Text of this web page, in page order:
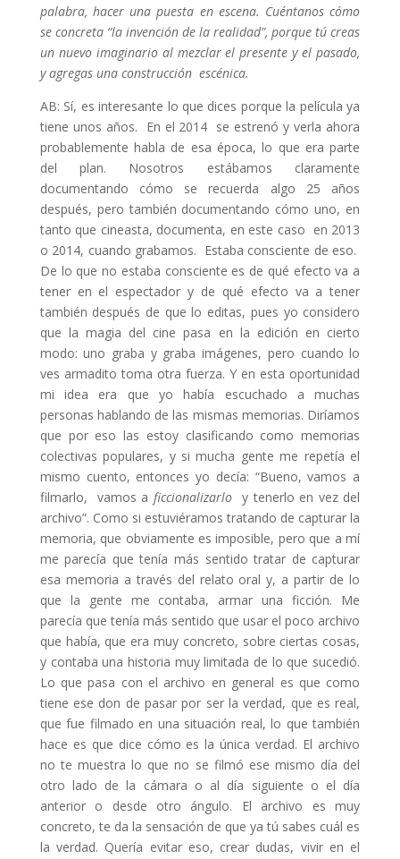
palabra, hacer una puesta en escena. Cuéntanos cómo
se concreta “la invención de la realidad”, porque tú creas
un nuevo imaginario al mezclar el presente y el pasado,
y agregas una construcción escénica.
AB: Sí, es interesante lo que dices porque la película ya
tiene unos años. En el 2014 se estrenó y verla ahora
probablemente habla de esa época, lo que era parte
del plan. Nosotros estábamos claramente
documentando cómo se recuerda algo 25 años
después, pero también documentando cómo uno, en
tanto que cineasta, documenta, en este caso en 2013
o 2014, cuando grabamos. Estaba consciente de eso.
De lo que no estaba consciente es de qué efecto va a
tener en el espectador y de qué efecto va a tener
también después de que lo editas, pues yo considero
que la magia del cine pasa en la edición en cierto
modo: uno graba y graba imágenes, pero cuando lo
ves armadito toma otra fuerza. Y en esta oportunidad
mi idea era que yo había escuchado a muchas
personas hablando de las mismas memorias. Diríamos
que por eso las estoy clasificando como memorias
colectivas populares, y si mucha gente me repetía el
mismo cuento, entonces yo decía: “Bueno, vamos a
filmarlo, vamos a ficcionalizarloy tenerlo en vez del
archivo”. Como si estuviéramos tratando de capturar la
memoria, que obviamente es imposible, pero que a mí
me parecía que tenía más sentido tratar de capturar
esa memoria a través del relato oral y, a partir de lo
que la gente me contaba, armar una ficción. Me
parecía que tenía más sentido que usar el poco archivo
que había, que era muy concreto, sobre ciertas cosas,
y contaba una historia muy limitada de lo que sucedió.
Lo que pasa con el archivo en general es que como
tiene ese don de pasar por ser la verdad, que es real,
que fue filmado en una situación real, lo que también
hace es que dice cómo es la única verdad. El archivo
no te muestra lo que no se filmó ese mismo día del
otro lado de la cámara o al día siguiente o el día
anterior o desde otro ángulo. El archivo es muy
concreto, te da la sensación de que ya tú sabes cuál es
la verdad. Quería evitar eso, crear dudas, vivir en el